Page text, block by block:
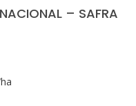
– SAFRA